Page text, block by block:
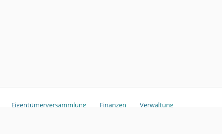
Eigentümerversammlung Finanzen
Verwaltung